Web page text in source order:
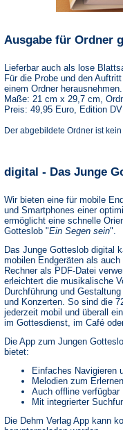
Ausgabe für Ordner
Lieferbar auch als lose
Für die Probe und den
einem Ordner herausnehmen.
Maße: 21 cm x 29,7 cm,
Preis: 49,95 Euro, Edition
Der abgebildete Ordner ist
digital - Das Junge
Wir bieten eine für mobile
und Smartphones einer
ermöglicht eine schnelle
Gotteslob "Ein Segen sein".
Das Junge Gotteslob digital
mobilen Endgeräten als
Rechner als PDF-Datei
erleichtert die musikalische
Durchführung und
und Konzerten. So sind die
jederzeit mobil und überall
im Gottesdienst, im Café
Die App zum Jungen
bietet:
Einfaches Navigieren
Melodien zum
Auch offline verfügbar
Mit integrierter
Die Dehm Verlag App kann